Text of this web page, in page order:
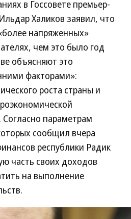
в Госсовете премьер-
Халиков заявил, что
напряженных»
чем это было год
объясняют это
факторами»:
роста страны и
параметрам
сообщил вчера
республики Радик
часть своих доходов
на выполнение